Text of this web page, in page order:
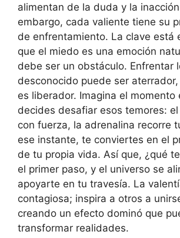
alimentan de la duda y la
embargo, cada valiente tiene su
de enfrentamiento. La clave está
que el miedo es una emoción
debe ser un obstáculo. Enfrentar
desconocido puede ser
es liberador. Imagina el momento
decides desafiar esos temores:
con fuerza, la adrenalina recorre
ese instante, te conviertes en el
de tu propia vida. Así que, ¿qué
el primer paso, y el universo se
apoyarte en tu travesía. La
contagiosa; inspira a otros a
creando un efecto dominó que
transformar realidades.